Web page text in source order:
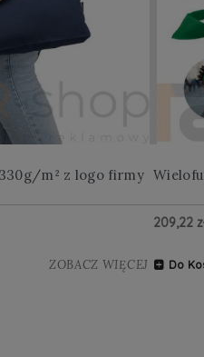
m² z logo firmy
ZOBACZ WIĘCEJ
209,22
Do